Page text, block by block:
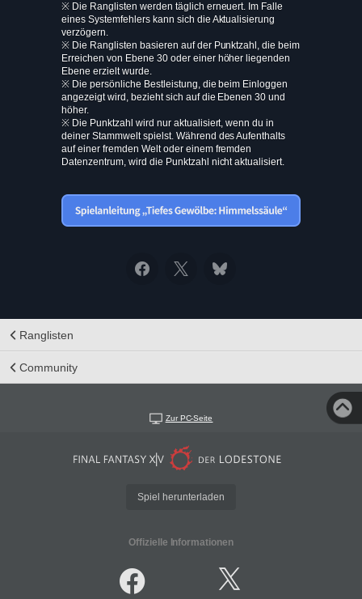
※ Die Ranglisten werden täglich erneuert. Im Falle
eines Systemfehlers kann sich die Aktualisierung
verzögern.
※ Die Ranglisten basieren auf der Punktzahl, die beim
Erreichen von Ebene 30 oder einer höher liegenden
Ebene erzielt wurde.
※ Die persönliche Bestleistung, die beim Einloggen
angezeigt wird, bezieht sich auf die Ebenen 30 und
höher.
※ Die Punktzahl wird nur aktualisiert, wenn du in
deiner Stammwelt spielst. Während des Aufenthalts
auf einer fremden Welt oder einem fremden
Datenzentrum, wird die Punktzahl nicht aktualisiert.
Ranglisten
Community
Zur PC-Seite
Spiel herunterladen
Offizielle Informationen